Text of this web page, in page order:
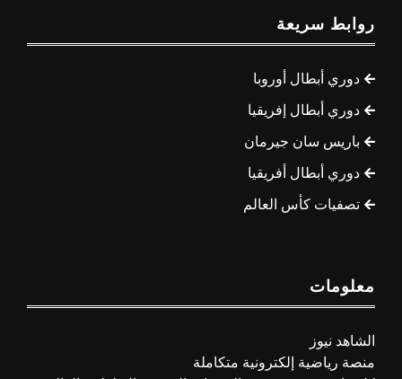
روابط سريعة
دوري أبطال أوروبا
دوري أبطال إفريقيا
باريس سان جيرمان
دوري أبطال أفريقيا
تصفيات كأس العالم
معلومات
الشاهد نيوز
منصة رياضية إلكترونية متكاملة